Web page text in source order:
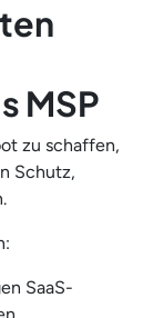
MSP
zu schaffen,
Schutz,
SaaS-